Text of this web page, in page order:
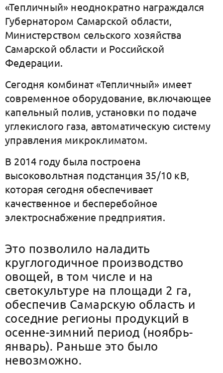
«Тепличный» неоднократно награждался
Губернатором Самарской области,
Министерством сельского хозяйства
Самарской области и Российской
Федерации.
Сегодня комбинат «Тепличный» имеет
современное оборудование, включающее
капельный полив, установки по подаче
углекислого газа, автоматическую систему
управления микроклиматом.
В 2014 году была построена
высоковольтная подстанция 35/10 кВ,
которая сегодня обеспечивает
качественное и бесперебойное
электроснабжение предприятия.
Это позволило наладить
круглогодичное производство
овощей, в том числе и на
светокультуре на площади 2 га,
обеспечив Самарскую область и
соседние регионы продукций в
осенне-зимний период (ноябрь-
январь). Раньше это было
невозможно.